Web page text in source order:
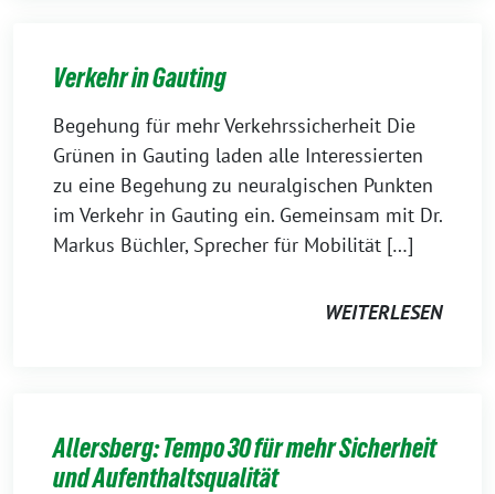
Verkehr in Gauting
Begehung für mehr Verkehrssicherheit Die
Grünen in Gauting laden alle Interessierten
zu eine Begehung zu neuralgischen Punkten
im Verkehr in Gauting ein. Gemeinsam mit Dr.
Markus Büchler, Sprecher für Mobilität […]
WEITERLESEN
Allersberg: Tempo 30 für mehr Sicherheit
und Aufenthaltsqualität